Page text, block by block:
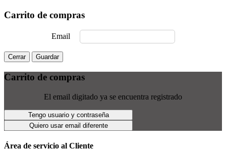
Carrito de compras
Email
Cerrar Guardar
Carrito de compras
El email digitado ya se encuentra registrado
Tengo usuario y contraseña
Quiero usar email diferente
Área de servicio al Cliente